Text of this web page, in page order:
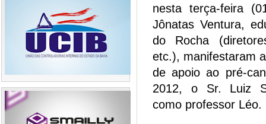
nesta terça-feira
Jônatas Ventura,
do Rocha
etc.), manifestaram
de apoio ao pré-
2012, o Sr. Luiz
como professor Léo.